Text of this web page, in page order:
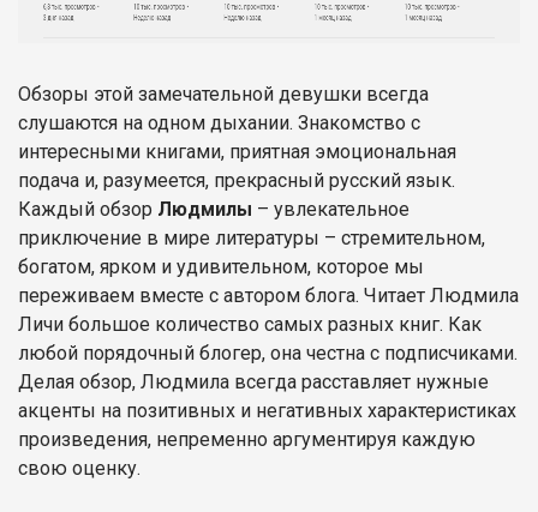
Обзоры этой замечательной девушки всегда
слушаются на одном дыхании. Знакомство с
интересными книгами, приятная эмоциональная
подача и, разумеется, прекрасный русский язык.
Каждый обзор Людмилы – увлекательное
приключение в мире литературы – стремительном,
богатом, ярком и удивительном, которое мы
переживаем вместе с автором блога. Читает Людмила
Личи большое количество самых разных книг. Как
любой порядочный блогер, она честна с подписчиками.
Делая обзор, Людмила всегда расставляет нужные
акценты на позитивных и негативных характеристиках
произведения, непременно аргументируя каждую
свою оценку.